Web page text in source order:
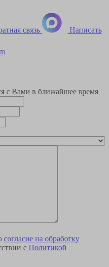
связь Написать
с Вами в ближайшее время
согласие на обработку
с Политикой